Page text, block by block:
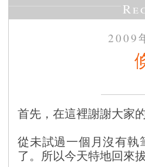
2009
首先，在這裡謝謝大家
從未試過一個月沒有執
了。所以今天特地回來